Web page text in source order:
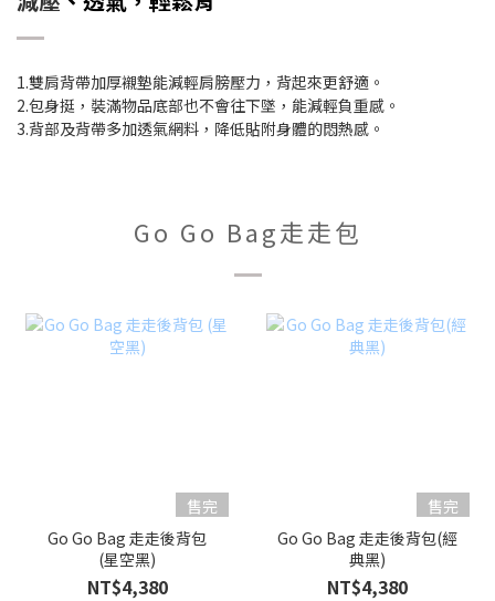
1.雙肩背帶加厚襯墊能減輕肩膀壓力，背起來更舒適。
2.包身挺，裝滿物品底部也不會往下墜，能減輕負重感。
3.背部及背帶多加透氣網料，降低貼附身體的悶熱感。
Go Go Bag走走包
售完
Go Go Bag 走走後背包
(星空黑)
NT$4,380
售完
Go Go Bag 走走後背包(經
典黑)
NT$4,380